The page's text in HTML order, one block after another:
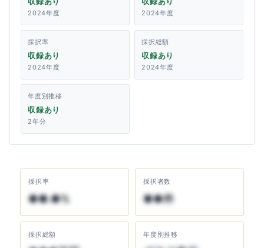
2024年度 2024年度
採択率
収録あり
2024年度
採択総額
収録あり
2024年度
年度別推移
収録あり
2年分
採択率
●●.●%
採択者数
●●件
採択総額 年度別推移